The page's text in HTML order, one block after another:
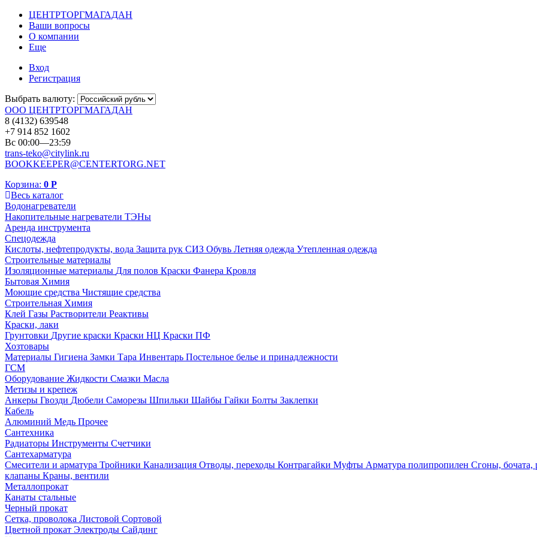
ЦЕНТРТОРГМАГАДАН
Ваши вопросы
О компании
Еще
Вход
Регистрация
Выбрать валюту:
ООО ЦЕНТРТОРГМАГАДАН
8 (4132) 639548
+7 914 852 1602
Вс 00:00—23:59
trans-teko@citylink.ru
BOOKKEEPER@CENTERTORG.NET
Корзина: 0 Р
Весь каталог
Водонагреватели
Накопительные нагреватели ТЭНы
Аренда инструмента
Спецодежда
Кислоты, нефтепродукты, вода Защита рук СИЗ Обувь Летняя одежда Утепленная одежда
Строительные материалы
Изоляционные материалы Для полов Краски Фанера Кровля
Бытовая Химия
Моющие средства Чистящие средства
Строительная Химия
Клей Газы Растворители Реактивы
Краски, лаки
Грунтовки Другие краски Краски НЦ Краски ПФ
Хозтовары
Материалы Гигиена Замки Тара Инвентарь Постельное белье и принадлежности
ГСМ
Оборудование Жидкости Смазки Масла
Метизы и крепеж
Анкеры Гвозди Дюбели Саморезы Шпильки Шайбы Гайки Болты Заклепки
Кабель
Алюминий Медь Прочее
Сантехника
Радиаторы Инструменты Счетчики
Сантехарматура
Смесители и арматура Тройники Канализация Отводы, переходы Контрагайки Муфты Арматура полипропилен Сгоны, бочата,
клапаны Краны, вентили
Металлопрокат
Канаты стальные
Черный прокат
Сетка, проволока Листовой Сортовой
Цветной прокат Электроды Сайдинг